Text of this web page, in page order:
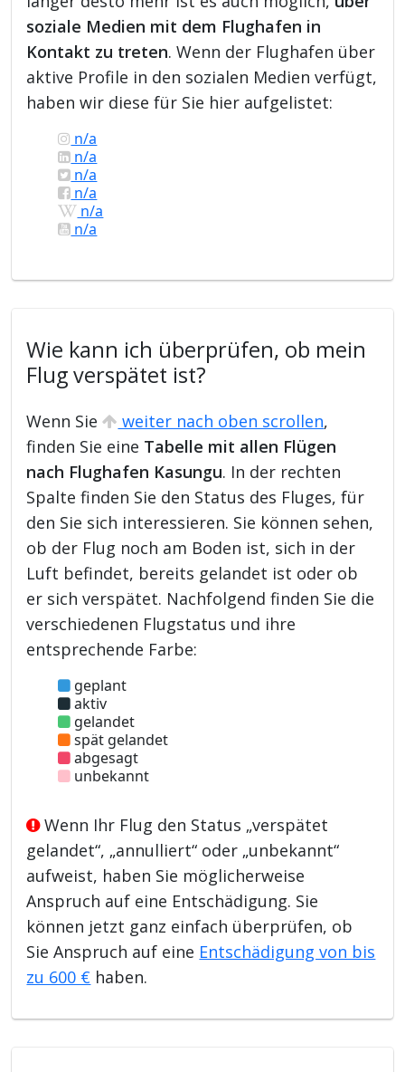
soziale Medien mit dem Flughafen in
Kontakt zu treten. Wenn der Flughafen über
aktive Profile in den sozialen Medien verfügt,
haben wir diese für Sie hier aufgelistet:
n/a
n/a
n/a
n/a
n/a
n/a
Wie kann ich überprüfen, ob mein
Flug verspätet ist?
Wenn Sie weiter nach oben scrollen,
finden Sie eine Tabelle mit allen Flügen
nach Flughafen Kasungu. In der rechten
Spalte finden Sie den Status des Fluges, für
den Sie sich interessieren. Sie können sehen,
ob der Flug noch am Boden ist, sich in der
Luft befindet, bereits gelandet ist oder ob
er sich verspätet. Nachfolgend finden Sie die
verschiedenen Flugstatus und ihre
entsprechende Farbe:
geplant
aktiv
gelandet
spät gelandet
abgesagt
unbekannt
Wenn Ihr Flug den Status „verspätet
gelandet“, „annulliert“ oder „unbekannt“
aufweist, haben Sie möglicherweise
Anspruch auf eine Entschädigung. Sie
können jetzt ganz einfach überprüfen, ob
Sie Anspruch auf eine Entschädigung von bis
zu 600 € haben.